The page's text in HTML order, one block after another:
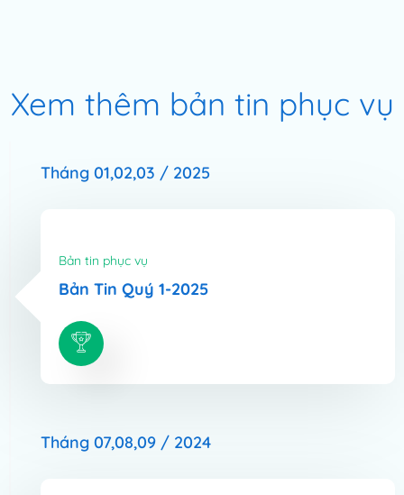
Xem thêm bản tin phục vụ
Bản tin phục vụ
Bản Tin Quý 1-2025
Tháng 01,02,03 / 2025
Tháng 07,08,09 / 2024